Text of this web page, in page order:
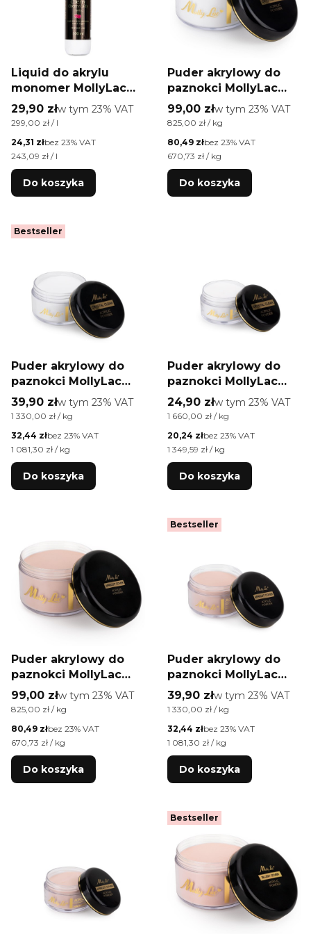
Liquid do akrylu
monomer MollyLac
Cherry Cherry Lady o
zapachu wiśni 100 ml
Cena brutto
29,90 złw tym %s VAT
w tym 23% VAT
Cena jednostkowa brutto
299,00 zł / l
Cena netto
24,31 złbez 23% VAT
Cena jednostkowa netto
243,09 zł / l
Do koszyka
Puder akrylowy do
paznokci MollyLac
Acrylic Powder
Crystal Clear 120 g
Cena brutto
99,00 złw tym %s VAT
w tym 23% VAT
Cena jednostkowa brutto
825,00 zł / kg
Cena netto
80,49 złbez 23% VAT
Cena jednostkowa netto
670,73 zł / kg
Do koszyka
Bestseller
Puder akrylowy do
paznokci MollyLac
Acrylic Powder
Crystal Clear 30 g
Cena brutto
39,90 złw tym %s VAT
w tym 23% VAT
Cena jednostkowa brutto
1 330,00 zł / kg
Cena netto
32,44 złbez 23% VAT
Cena jednostkowa netto
1 081,30 zł / kg
Do koszyka
Puder akrylowy do
paznokci MollyLac
Acrylic Powder
Crystal Clear 15 g
Cena brutto
24,90 złw tym %s VAT
w tym 23% VAT
Cena jednostkowa brutto
1 660,00 zł / kg
Cena netto
20,24 złbez 23% VAT
Cena jednostkowa netto
1 349,59 zł / kg
Do koszyka
Puder akrylowy do
paznokci MollyLac
Acrylic Powder
Apricot Cover 120 g
Cena brutto
99,00 złw tym %s VAT
w tym 23% VAT
Cena jednostkowa brutto
825,00 zł / kg
Cena netto
80,49 złbez 23% VAT
Cena jednostkowa netto
670,73 zł / kg
Do koszyka
Bestseller
Puder akrylowy do
paznokci MollyLac
Acrylic Powder
Apricot Cover 30 g
Cena brutto
39,90 złw tym %s VAT
w tym 23% VAT
Cena jednostkowa brutto
1 330,00 zł / kg
Cena netto
32,44 złbez 23% VAT
Cena jednostkowa netto
1 081,30 zł / kg
Do koszyka
Bestseller